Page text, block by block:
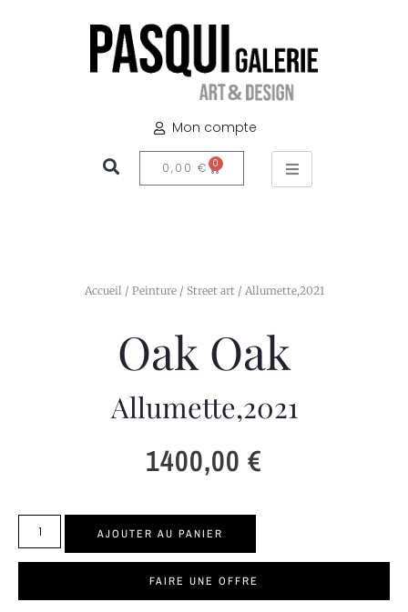
Mon compte
0,00 € 0
Accueil/ Peinture/ Street art/ Allumette,2021
Oak Oak
Allumette,2021
1400,00€
AJOUTER AU PANIER
FAIRE UNE OFFRE